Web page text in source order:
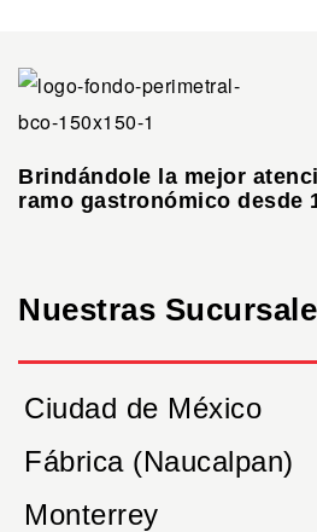
Brindándole la mejor
ramo gastronómico desde
Nuestras
Ciudad de México
Fábrica (Naucalpan)
Monterrey